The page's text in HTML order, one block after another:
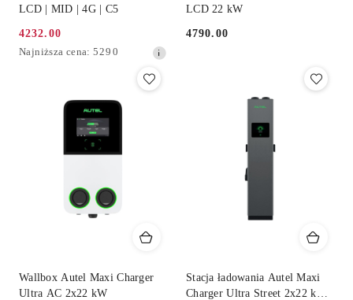
LCD | MID | 4G | C5
Cena
promocyjna:
4232.00
Najniższa
Najniższa cena: 5290
LCD 22 kW
Cena:
4790.00
Wallbox Autel Maxi Charger
Ultra AC 2x22 kW
Stacja ładowania Autel Maxi
Charger Ultra Street 2x22 kW